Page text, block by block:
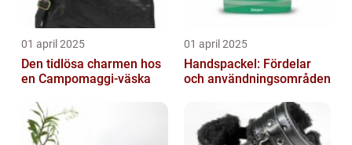
01 april 2025
Den tidlösa charmen hos
en Campomaggi-väska
01 april 2025
Handspackel: Fördelar
och användningsområden